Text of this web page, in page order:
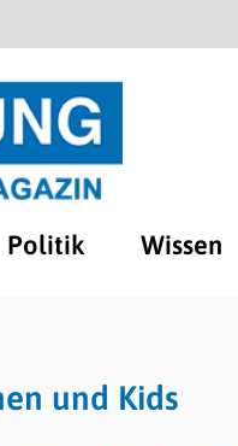
Politik Wissen
und Kids